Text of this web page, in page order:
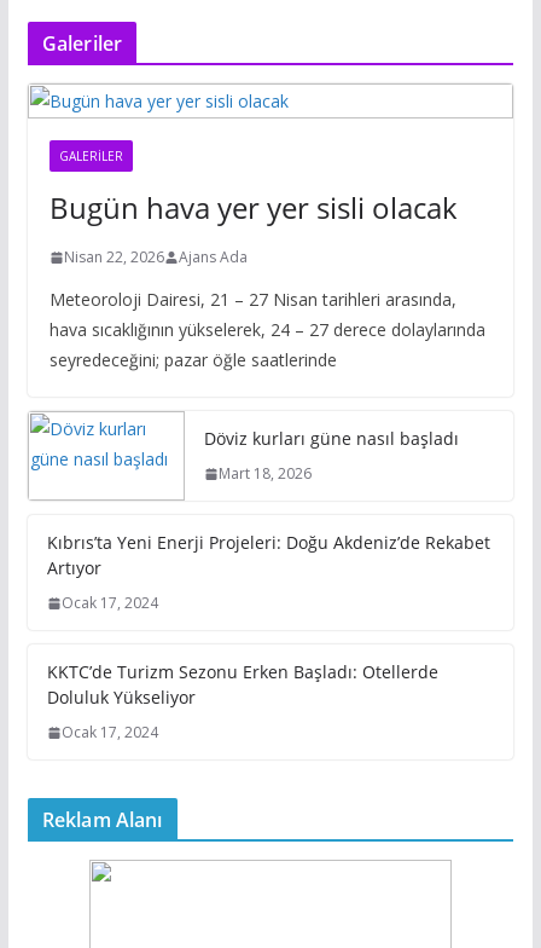
Galeriler
GALERILER
Bugün hava yer yer sisli olacak
Nisan 22, 2026 Ajans Ada
Meteoroloji Dairesi, 21 – 27 Nisan tarihleri arasında,
hava sıcaklığının yükselerek, 24 – 27 derece dolaylarında
seyredeceğini; pazar öğle saatlerinde
Döviz kurları güne nasıl başladı
Mart 18, 2026
Kıbrıs’ta Yeni Enerji Projeleri: Doğu Akdeniz’de Rekabet
Artıyor
Ocak 17, 2024
KKTC’de Turizm Sezonu Erken Başladı: Otellerde
Doluluk Yükseliyor
Ocak 17, 2024
Reklam Alanı